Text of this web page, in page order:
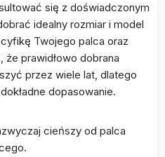
się z doświadczonym
idealny rozmiar i model
Twojego palca oraz
prawidłowo dobrana
przez wiele lat, dlatego
dopasowanie.
cieńszy od palca